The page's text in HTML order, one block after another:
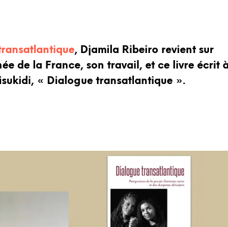
, Djamila Ribeiro revient sur
de la France, son travail, et ce livre écrit
« Dialogue transatlantique ».